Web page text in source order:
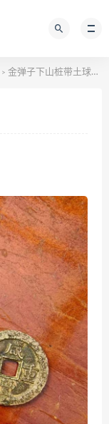
> 金弹子下山桩带土球包邮金弹子基地